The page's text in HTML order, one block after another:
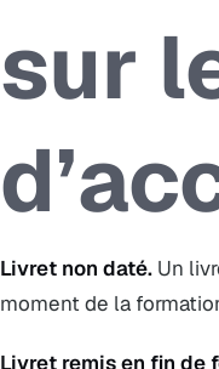
sur
Livret non daté. Un
moment de la
Livret remis en fin de